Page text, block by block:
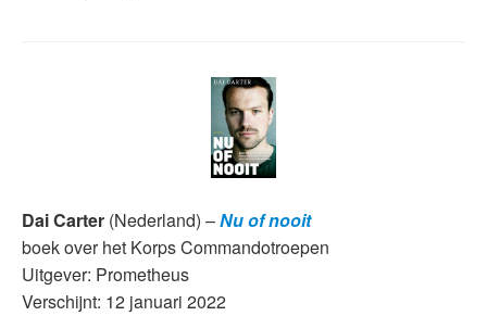
Dai Carter (Nederland) –Nu of nooit
boek over het Korps Commandotroepen
Uitgever: Prometheus
Verschijnt: 12 januari 2022